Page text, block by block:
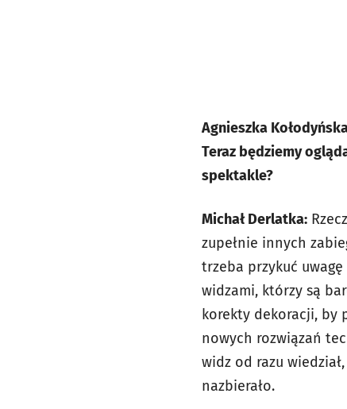
Agnieszka
Teraz będziemy
spektakle?
Michał Derlatka:
zupełnie innych
trzeba przykuć
widzami, którzy są
korekty dekoracji, by
nowych rozwiązań
widz od razu
nazbierało.